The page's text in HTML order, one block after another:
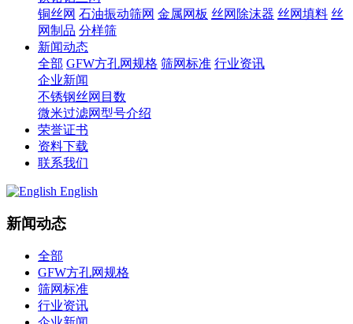
铜丝网 石油振动筛网 金属网板 丝网除沫器 丝网填料 丝
网制品 分样筛
新闻动态
全部 GFW方孔网规格 筛网标准 行业资讯
企业新闻
不锈钢丝网目数
微米过滤网型号介绍
荣誉证书
资料下载
联系我们
English
新闻动态
全部
GFW方孔网规格
筛网标准
行业资讯